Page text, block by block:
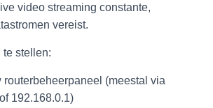
video streaming constante,
vereist.
te stellen:
routerbeheerpaneel (meestal via
192.168.0.1)